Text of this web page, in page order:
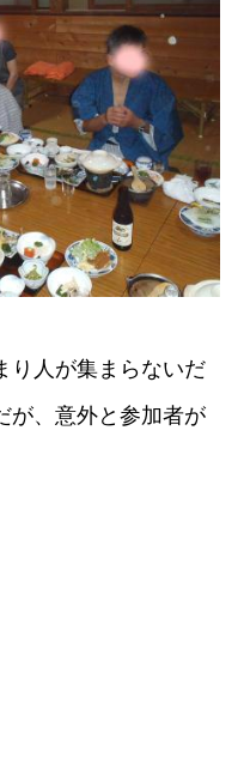
り人が集まらないだ
が、意外と参加者が